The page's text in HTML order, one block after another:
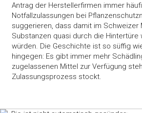
Antrag der Herstellerfirmen immer
Notfallzulassungen bei
suggerieren, dass damit im Schweizer
Substanzen quasi durch die
würden. Die Geschichte ist so süffig
hingegen: Es gibt immer mehr
zugelassenen Mittel zur Verfügung
Zulassungsprozess stockt.